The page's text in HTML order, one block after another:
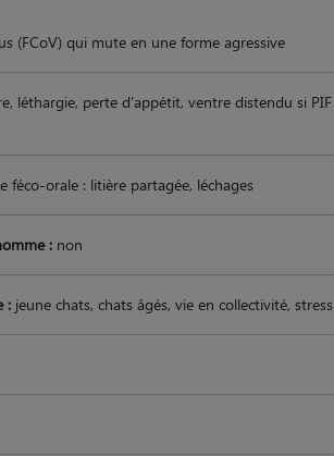
(FCoV) qui mute en une forme agressive
léthargie, perte d'appétit, ventre distendu si PIF
féco-orale : litière partagée, léchages
: non
: jeune chats, chats âgés, vie en collectivité, stress